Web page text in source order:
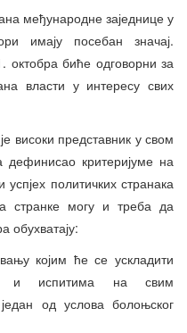
међународне заједнице у
имају посебан значај.
октобра биће одговорни за
власти у интересу свих
високи представник у свом
критеријуме на
политичких странака
странке могу и треба да
обухватају:
којим ће се ускладити
и испитима на свим
од услова болоњског